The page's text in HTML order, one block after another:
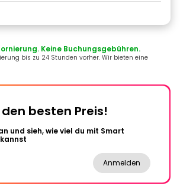
Keine Buchungsgebühren.
bis zu 24 Stunden vorher. Wir bieten eine
besten Preis!
und sieh, wie viel du mit Smart
Anmelden